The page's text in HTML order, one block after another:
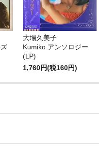
大場久美子
Kumiko アンソロジー
(LP)
1,760円(税160円)